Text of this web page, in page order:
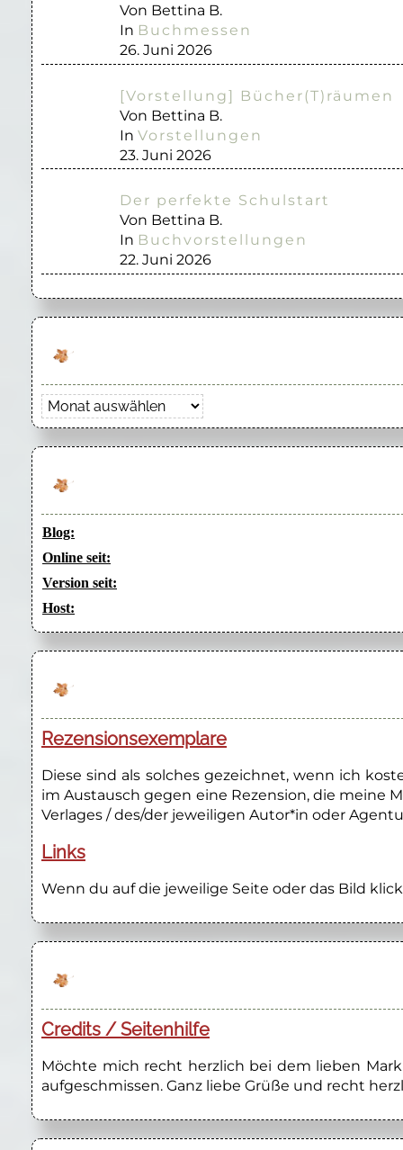
Von Bettina B.
In Buchmessen
26. Juni 2026
[Vorstellung] Bücher(T)räumen
Von Bettina B.
In Vorstellungen
23. Juni 2026
Der perfekte Schulstart
Von Bettina B.
In Buchvorstellungen
22. Juni 2026
Archiv
Blog:
Online seit:
Version seit:
Host:
Rezensionsexemplare
Diese sind als solches gezeichnet, wenn ich
im Austausch gegen eine Rezension, die meine
Verlages / des/der jeweiligen Autor*in oder
Links
Wenn du auf die jeweilige Seite oder das Bild
Credits / Seitenhilfe
Möchte mich recht herzlich bei dem lieben
aufgeschmissen. Ganz liebe Grüße und recht